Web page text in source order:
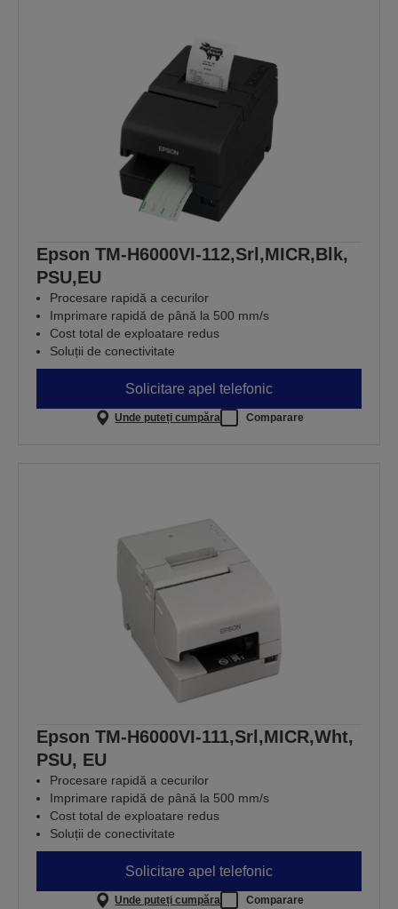
Epson TM-H6000VI-112,Srl,MICR,Blk,
PSU,EU
Procesare rapidă a cecurilor
Imprimare rapidă de până la 500 mm/s
Cost total de exploatare redus
Soluții de conectivitate
Solicitare apel telefonic
Unde puteți cumpăra Comparare
Epson TM-H6000VI-111,Srl,MICR,Wht,
PSU, EU
Procesare rapidă a cecurilor
Imprimare rapidă de până la 500 mm/s
Cost total de exploatare redus
Soluții de conectivitate
Solicitare apel telefonic
Unde puteți cumpăra Comparare